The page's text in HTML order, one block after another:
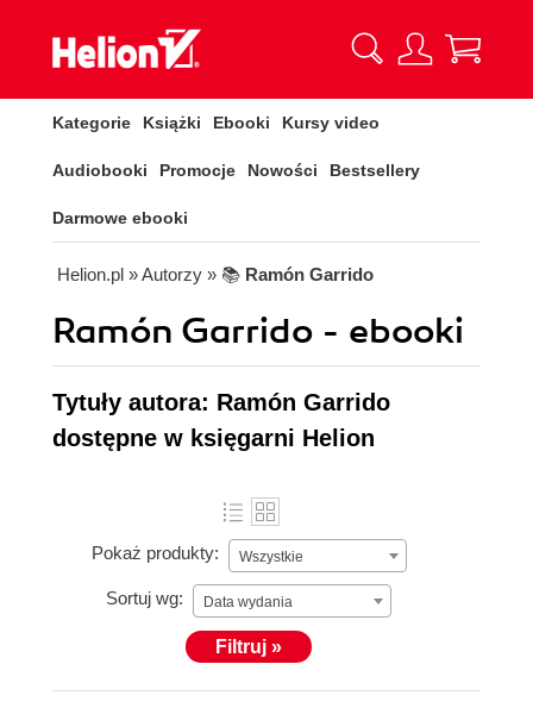
Kategorie Książki Ebooki Kursy video
Audiobooki Promocje Nowości Bestsellery
Darmowe ebooki
Helion.pl » Autorzy » 📚 Ramón Garrido
Ramón Garrido - ebooki
Tytuły autora: Ramón Garrido
dostępne w księgarni Helion
Pokaż produkty: Wszystkie
Sortuj wg: Data wydania
Filtruj »